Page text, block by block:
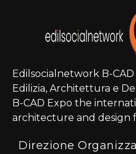
Edilsocialnetwork B-
Edilizia, Architettura e
B-CAD Expo the
architecture and design
Direzione